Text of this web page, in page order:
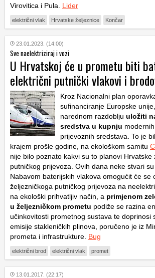
Virovitica i Pula. Lider
električni vlak Hrvatske željeznice Končar
23.01.2023. (14:00)
Sve naelektriziraj i vozi
U Hrvatskoj će u prometu biti
električni putnički vlakovi i
Kroz Nacionalni plan
sufinanciranje Europske
narednom razdoblju uložiti
sredstva u kupnju
prijevoznih sredstava. To je
krajem prošle godine, na ekološkom samitu
nije bilo poznato kakvi su to planovi Hrvatske
putničkog prijevoza. Ovih dana neke stvari su
Nabavom baterijskih vlakova omogućit će se
željezničkoga putničkog prijevoza na
na ekološki prihvatljiv način, a primjenom
u željezničkom prometu podiže se razina
učinkovitosti prometnog sustava te doprinosi
emisije stakleničkih plinova, poručeno je iz
prometa i infrastrukture. Bug
električni brod električni vlak promet
13.01.2017. (22:17)